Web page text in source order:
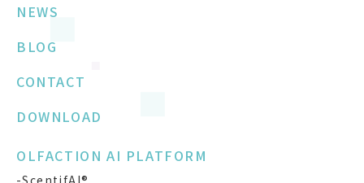
NEWS
BLOG
CONTACT
DOWNLOAD
OLFACTION AI PLATFORM
-ScentifAI®